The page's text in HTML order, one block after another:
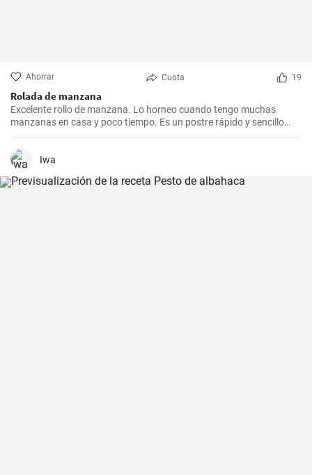
Ahorrar Cuota 19
Rolada de manzana
Excelente rollo de manzana. Lo horneo cuando tengo muchas
manzanas en casa y poco tiempo. Es un postre rápido y sencillo
que siempre agrada.
Iwa